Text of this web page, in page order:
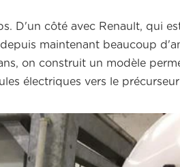
D'un côté avec Renault, qui
maintenant beaucoup
on construit un modèle
électriques vers le